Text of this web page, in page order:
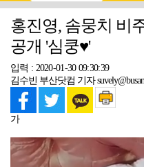
홍진영, 솜뭉치 비
공개 '심쿵♥'
입력 : 2020-01-30 09:30:39
김수빈 부산닷컴 기자
가